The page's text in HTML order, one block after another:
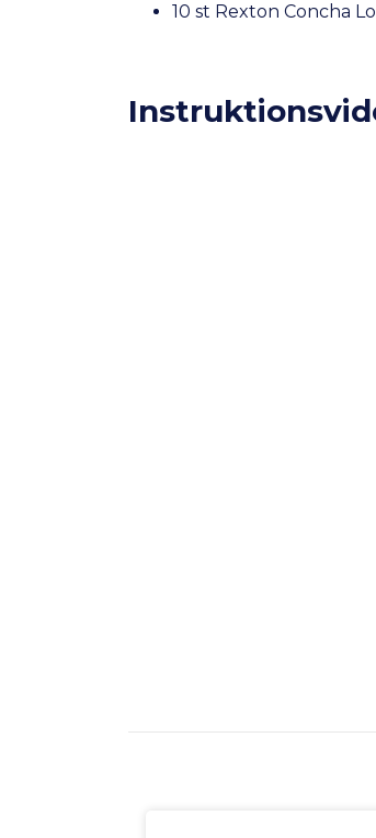
10 st Rexton Concha